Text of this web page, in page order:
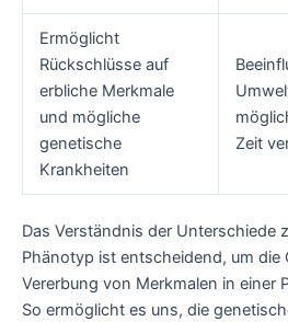
Ermöglicht
Rückschlüsse auf
erbliche Merkmale
und mögliche
genetische
Krankheiten
Zeit
Das Verständnis der Unterschiede
Phänotyp ist entscheidend, um die
Vererbung von Merkmalen in einer
So ermöglicht es uns, die